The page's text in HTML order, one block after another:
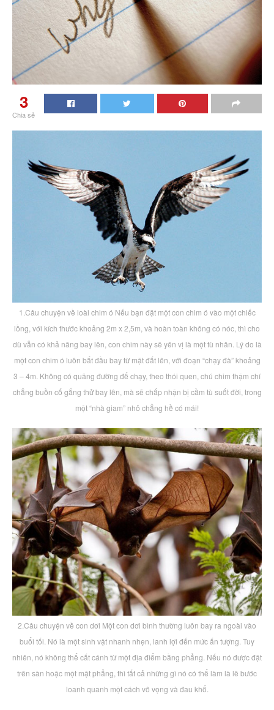
3
Chia sẻ
1.Câu chuyện về loài chim ó Nếu bạn đặt một con chim ó vào một chiếc
lồng, với kích thước khoảng 2m x 2,5m, và hoàn toàn không có nóc, thì cho
dù vẫn có khả năng bay lên, con chim này sẽ yên vị là một tù nhân. Lý do là
một con chim ó luôn bắt đầu bay từ mặt đất lên, với đoạn “chạy đà” khoảng
3 – 4m. Không có quãng đường để chạy, theo thói quen, chú chim thậm chí
chẳng buồn cố gắng thử bay lên, mà sẽ chấp nhận bị cầm tù suốt đời, trong
một “nhà giam” nhỏ chẳng hề có mái!
2.Câu chuyện về con dơi Một con dơi bình thường luôn bay ra ngoài vào
buổi tối. Nó là một sinh vật nhanh nhẹn, lanh lợi đến mức ấn tượng. Tuy
nhiên, nó không thể cất cánh từ một địa điểm bằng phẳng. Nếu nó được đặt
trên sàn hoặc một mặt phẳng, thì tất cả những gì nó có thể làm là lê bước
loanh quanh một cách vô vọng và đau khổ.